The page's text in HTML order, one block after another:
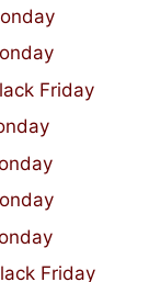
Friday
Friday